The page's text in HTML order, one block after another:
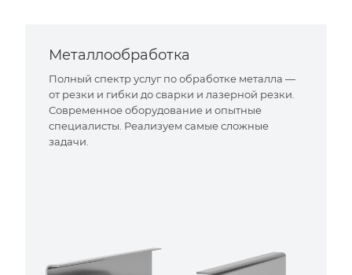
Металлообработка
Полный спектр услуг по обработке металла —
от резки и гибки до сварки и лазерной резки.
Современное оборудование и опытные
специалисты. Реализуем самые сложные
задачи.